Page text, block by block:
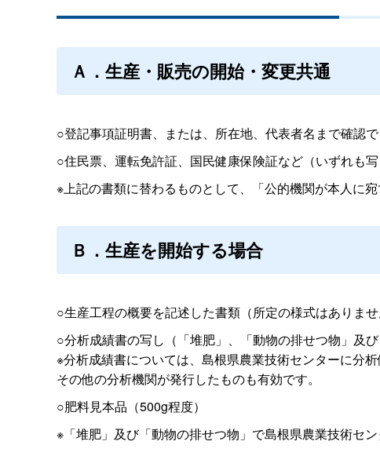
Ａ．生産・販売の開始・変更共通
○登記事項証明書、または、所在地、代表者名まで確認
○住民票、運転免許証、国民健康保険証など（いずれも
※上記の書類に替わるものとして、「公的機関が本人に
Ｂ．生産を開始する場合
○生産工程の概要を記述した書類（所定の様式はありま
○分析成績書の写し（「堆肥」、「動物の排せつ物」及び
※分析成績書については、島根県農業技術センターに分
その他の分析機関が発行したものも有効です。
○肥料見本品（500g程度）
※「堆肥」及び「動物の排せつ物」で島根県農業技術セ